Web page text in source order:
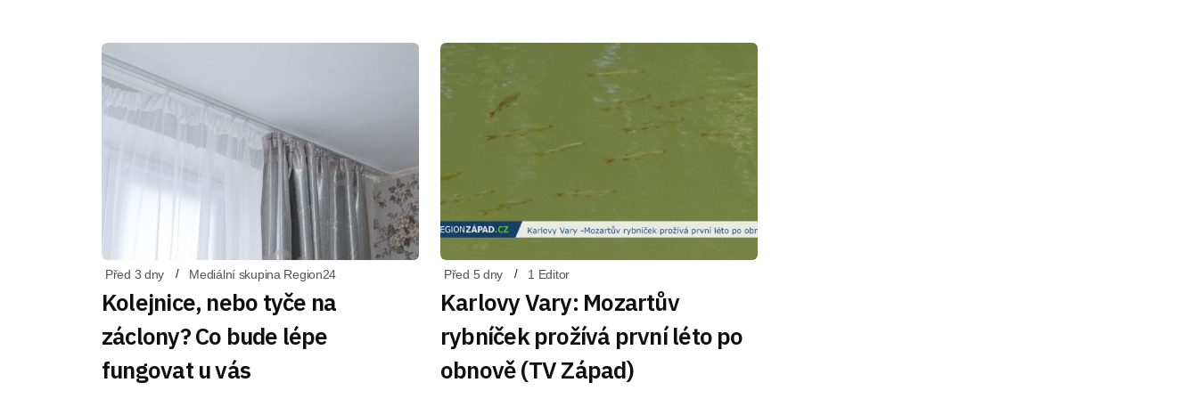
Před 3 dny Mediální skupina Region24
Kolejnice, nebo tyče na
záclony? Co bude lépe
fungovat u vás
Před 5 dny 1 Editor
Karlovy Vary: Mozartův
rybníček prožívá první léto po
obnově (TV Západ)